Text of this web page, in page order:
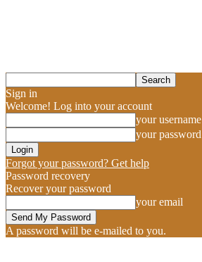
Sign in
Welcome! Log into your account
your username
your password
Forgot your password? Get help
Password recovery
Recover your password
your email
A password will be e-mailed to you.